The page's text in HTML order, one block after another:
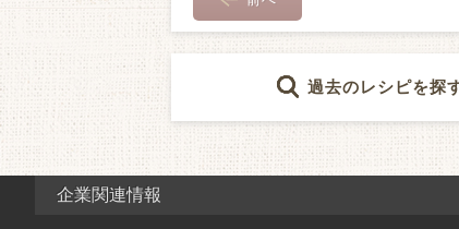
過去のレシピを探
企業関連情報